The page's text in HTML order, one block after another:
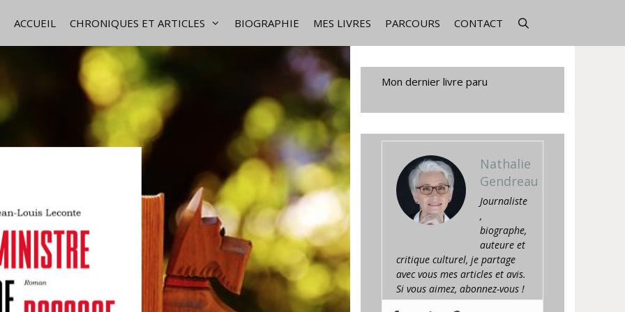
ACCUEIL CHRONIQUES ET ARTICLES BIOGRAPHIE MES LIVRES PARCOURS CONTACT
Mon dernier livre paru
Nathalie
Gendreau
Journaliste
,
biographe,
auteure et
critique culturel, je partage
avec vous mes articles et avis.
Si vous aimez, abonnez-vous !